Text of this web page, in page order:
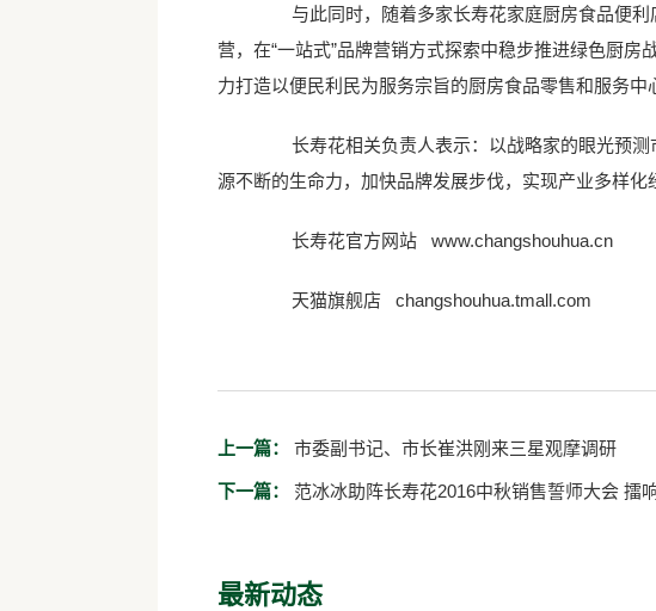
与此同时，随着多家长寿花家庭厨房食品便利
营，在“一站式”品牌营销方式探索中稳步推进绿色厨
力打造以便民利民为服务宗旨的厨房食品零售和服务中
长寿花相关负责人表示：以战略家的眼光预测
源不断的生命力，加快品牌发展步伐，实现产业多样
长寿花官方网站 www.changshouhua.cn
天猫旗舰店 changshouhua.tmall.com
上一篇： 市委副书记、市长崔洪刚来三星观摩调研
下一篇： 范冰冰助阵长寿花2016中秋销售誓师大会 擂
最新动态